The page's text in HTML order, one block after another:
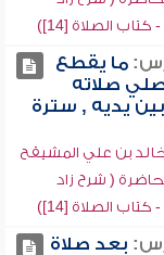
الصلاة [14])
ما يقطع
صلاته
يديه , سترة
بن علي المشيقح
( شرح زاد
الصلاة [14])
بعد صلاة